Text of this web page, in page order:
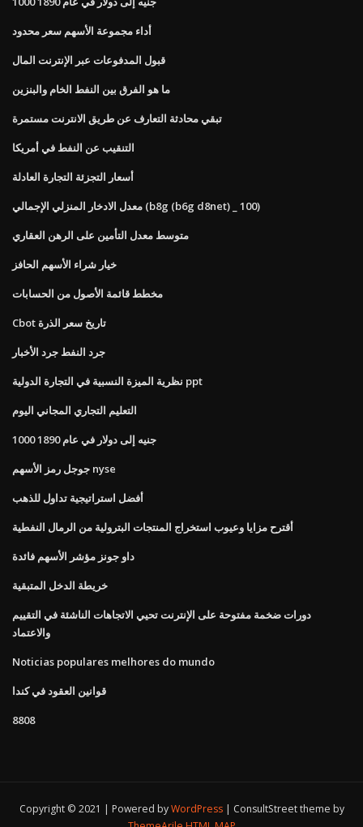
أداء مجموعة الأسهم سعر محدود
قبول المدفوعات عبر الإنترنت المال
ما هو الفرق بين النفط الخام والبنزين
تبقي محادثة التعارف عن طريق الانترنت مستمرة
التنقيب عن النفط في أمريكا
أسعار التجزئة التجارة العادلة
معدل الادخار المنزلي الإجمالي (b8g (b6g d8net) _ 100)
متوسط ​​معدل التأمين على الرهن العقاري
خيار شراء الأسهم الحافز
مخطط قائمة الأصول من الحسابات
Cbot تاريخ سعر الذرة
جرد النفط جرد الأخبار
نظرية الميزة النسبية في التجارة الدولية ppt
التعليم التجاري المجاني اليوم
1000 جنيه إلى دولار في عام 1890
جوجل رمز الأسهم nyse
أفضل استراتيجية تداول للذهب
أقترح مزايا وعيوب استخراج المنتجات البترولية من الرمال النفطية
داو جونز مؤشر الأسهم فائدة
خريطة الدخل المتبقية
دورات ضخمة مفتوحة على الإنترنت تحيي الاتجاهات الناشئة في التقييم
والاعتماد
Noticias populares melhores do mundo
قوانين العقود في كندا
8808
Copyright © 2021 | Powered byWordPress
ConsultStreet theme by